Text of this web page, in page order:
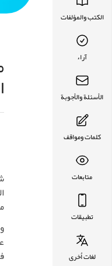
الكتب والمؤلفات
آراء
الأسئلة والأجوبة
كلمات ومواقف
متابعات
تطبيقات
لغات اُخرى